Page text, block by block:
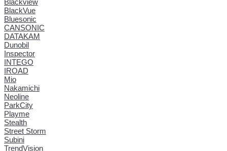
BlackVue
Bluesonic
CANSONIC
DATAKAM
Dunobil
Inspector
INTEGO
IROAD
Mio
Nakamichi
Neoline
ParkCity
Playme
Stealth
Street Storm
Subini
TrendVision